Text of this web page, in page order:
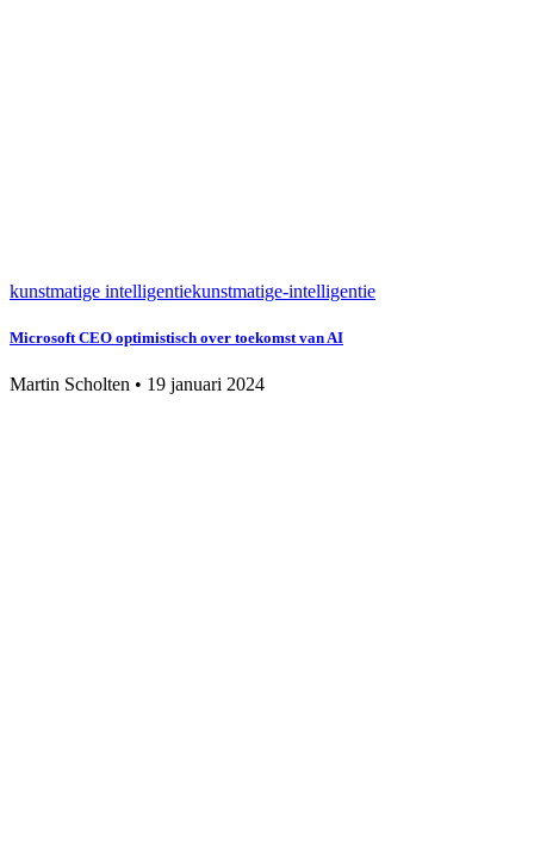
kunstmatige intelligentiekunstmatige-intelligentie
Microsoft CEO optimistisch over toekomst van AI
Martin Scholten • 19 januari 2024